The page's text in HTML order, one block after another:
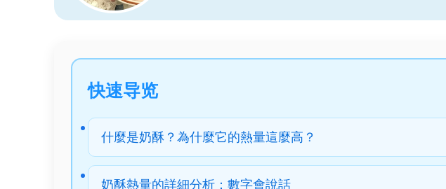
快速导览
什麼是奶酥？為什麼它的熱量這麼高？
奶酥熱量的詳細分析：數字會說話